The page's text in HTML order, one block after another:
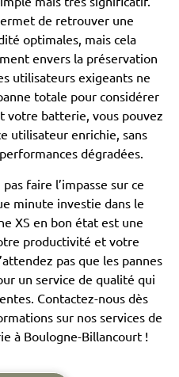
de retrouver une
optimales, mais cela
envers la préservation
utilisateurs exigeants ne
totale pour considérer
votre batterie, vous pouvez
utilisateur enrichie, sans
dégradées.
faire l’impasse sur ce
minute investie dans le
XS en bon état est une
productivité et votre
pas que les pannes
un service de qualité qui
Contactez-nous dès
sur nos services de
à Boulogne-Billancourt !